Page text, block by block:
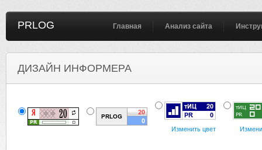
PRLOG Главная Анализ сайта
ДИЗАЙН ИНФОРМЕРА
Изменить цвет